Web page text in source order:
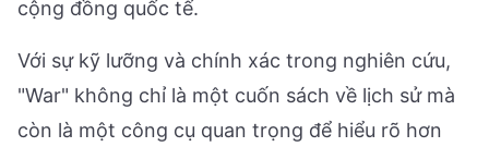
cộng đồng quốc tế.
Với sự kỹ lưỡng và chính xác trong nghiên cứu,
"War" không chỉ là một cuốn sách về lịch sử mà
còn là một công cụ quan trọng để hiểu rõ hơn